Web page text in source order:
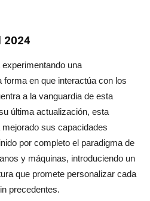
2024
una
en que interactúa con los
a la vanguardia de esta
última actualización, esta
sus capacidades
por completo el paradigma de
y máquinas, introduciendo un
que promete personalizar cada
precedentes.